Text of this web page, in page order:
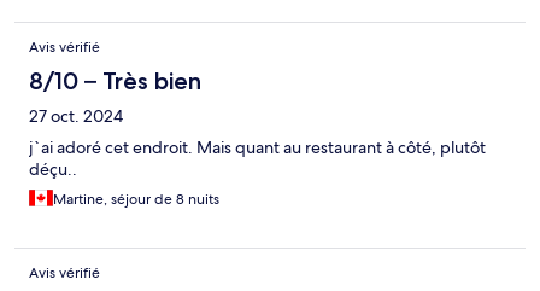
Avis vérifié
8/10 – Très bien
27 oct. 2024
j`ai adoré cet endroit. Mais quant au restaurant à côté, plutôt
déçu..
Martine, séjour de 8 nuits
Avis vérifié